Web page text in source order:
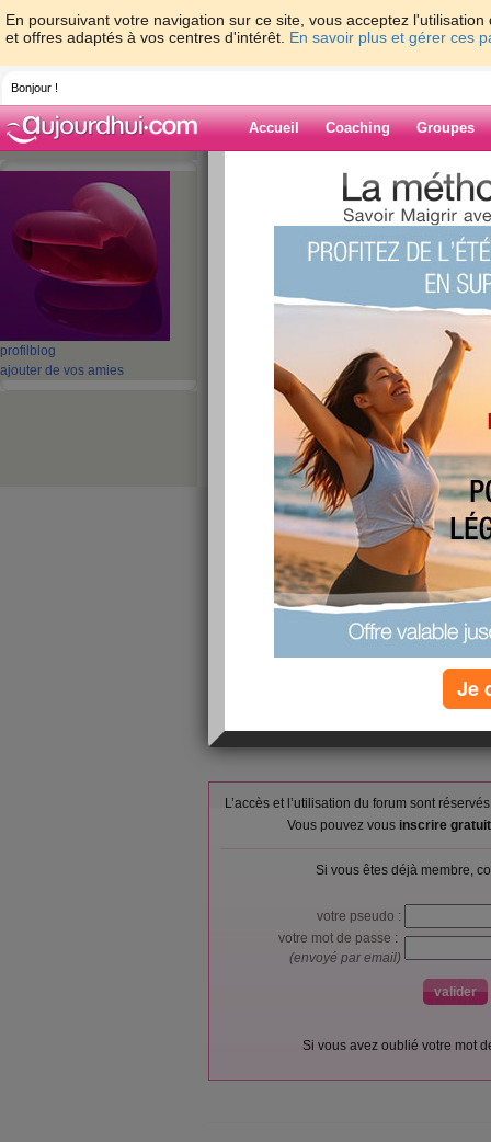
En poursuivant votre navigation sur ce site, vous acceptez
et offres adaptés à vos centres d'intérêt. En savoir plus et gérer ces
Bonjour !
Accueil Coaching Groupes
profil blog
ajouter de vos amies
> > 1er
Blog de
1er jour de
mon alimentation
Petit-déjeuner :
Baguette
jus Carrefour
Déjeuner :
Blanc de
lait entier ,
Goûter ou snack :
Compote
Pomme ,
Courgette,
4
Calories consommées :
1407 kcal
L’accès et l’utilisation du forum sont
Vous pouvez vous inscrire
Si vous êtes déjà membre,
votre pseudo :
votre mot de passe :
(envoyé par email)
Si vous avez oublié votre mot
Je